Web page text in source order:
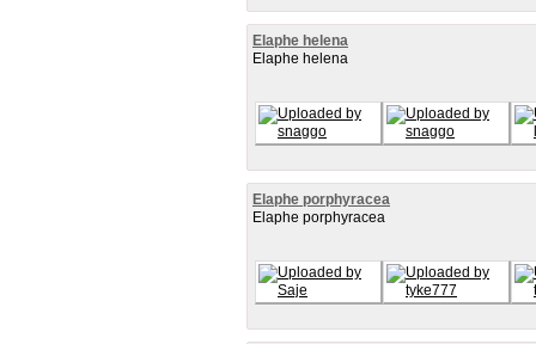
Elaphe helena
Elaphe helena
Elaphe porphyracea
Elaphe porphyracea